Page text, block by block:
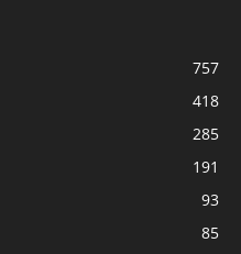
757
418
285
191
93
85